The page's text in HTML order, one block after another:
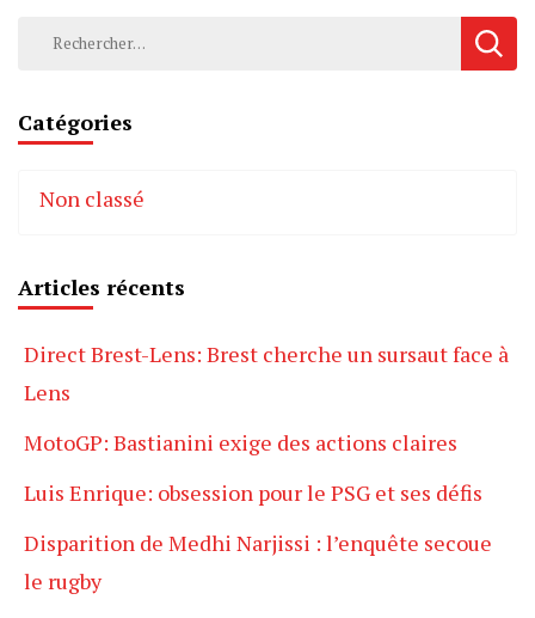
Rechercher :
Catégories
Non classé
Articles récents
Direct Brest-Lens: Brest cherche un sursaut face à
Lens
MotoGP: Bastianini exige des actions claires
Luis Enrique: obsession pour le PSG et ses défis
Disparition de Medhi Narjissi : l’enquête secoue
le rugby